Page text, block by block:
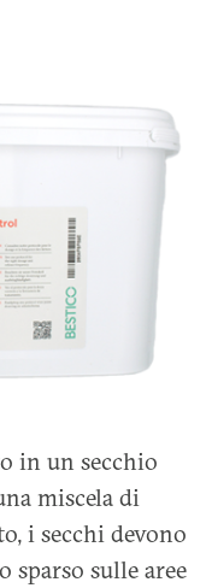
in un secchio
miscela di
i secchi devono
sparso sulle aree